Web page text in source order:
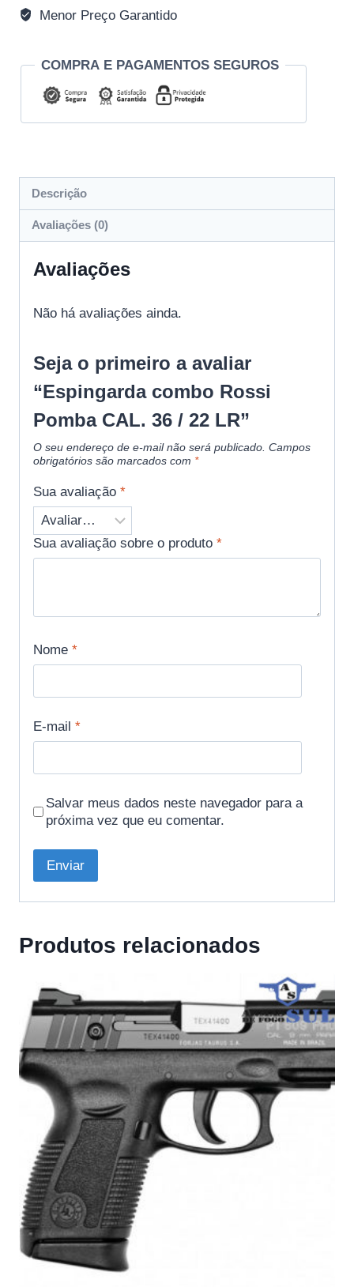
22
Menor Preço Garantido
COMPRA E PAGAMENTOS SEGUROS
Descrição
Avaliações (0)
Avaliações
Não há avaliações ainda.
Seja o primeiro a avaliar
“Espingarda combo Rossi
Pomba CAL. 36 / 22 LR”
O seu endereço de e-mail não será publicado. Campos
obrigatórios são marcados com *
Sua avaliação *
Sua avaliação sobre o produto *
Nome *
E-mail *
Salvar meus dados neste navegador para a
próxima vez que eu comentar.
Produtos relacionados